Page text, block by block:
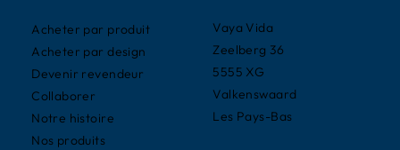
Vaya Vida
Zeelberg 36
5555 XG
Valkenswaard
Les Pays-Bas
Acheter par produit
Acheter par design
Devenir revendeur
Collaborer
Notre histoire
Nos produits